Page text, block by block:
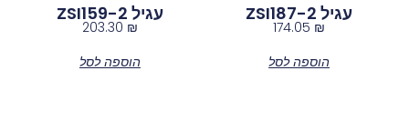
עגיל ZSI187-2
174.05 ₪
הוספה לסל
עגיל ZSI159-2
203.30 ₪
הוספה לסל